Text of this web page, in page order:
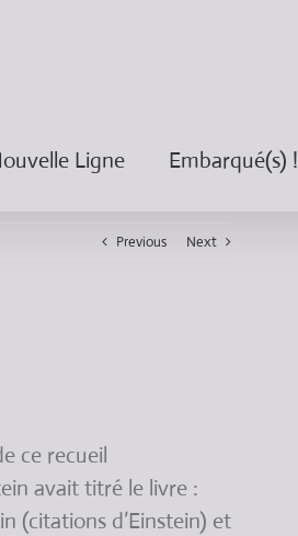
Ligne Embarqué(s) !
Previous Next
ce recueil
avait titré le livre :
(citations d’Einstein) et